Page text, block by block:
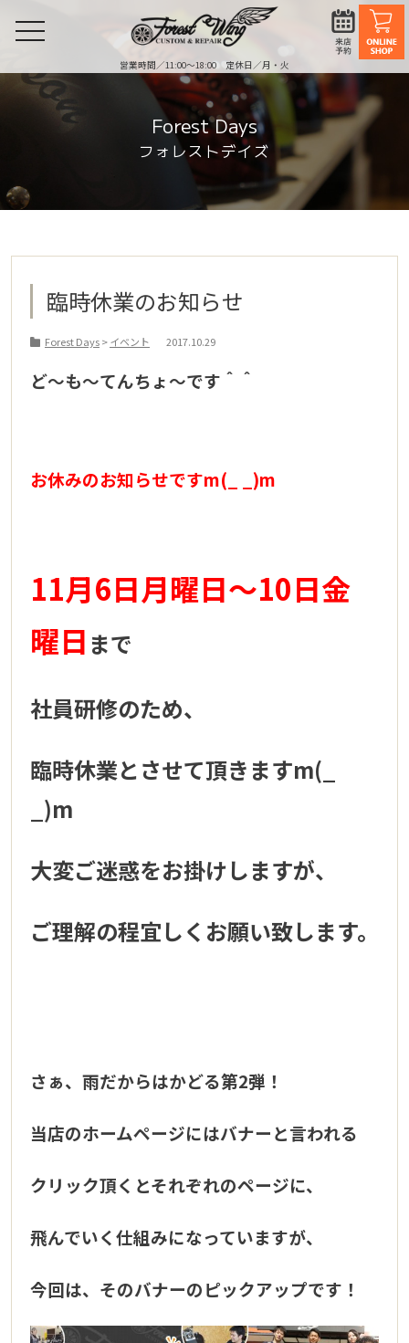
営業時間／11:00〜18:00 定休日／月・火
toggle
Forest Days
フォレストデイズ
臨時休業のお知らせ
Forest Days>イベント 2017.10.29
ど～も～てんちょ～です＾＾
お休みのお知らせですm(_ _)m
11月6日月曜日～10日金
曜日 まで
社員研修のため、
臨時休業とさせて頂きますm(_
_)m
大変ご迷惑をお掛けしますが、
ご理解の程宜しくお願い致します。
さぁ、雨だからはかどる第2弾！
当店のホームページにはバナーと言われる
クリック頂くとそれぞれのページに、
飛んでいく仕組みになっていますが、
今回は、そのバナーのピックアップです！